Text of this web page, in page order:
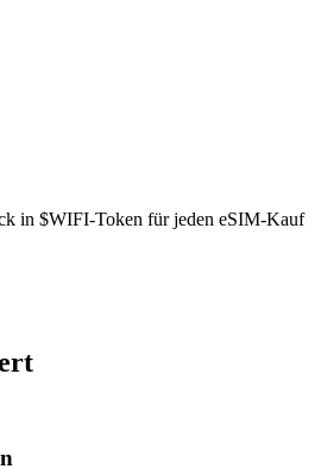
in $WIFI-Token für jeden eSIM-Kauf